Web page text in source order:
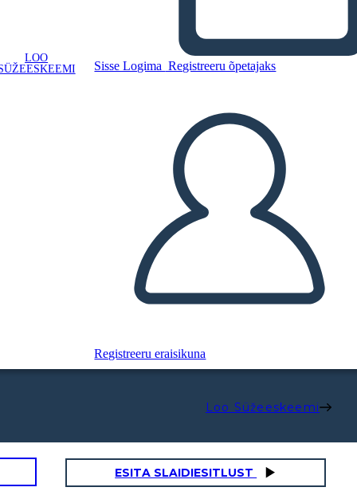
LOO
Sisse Logima Registreeru õpetajaks
Registreeru eraisikuna
Loo Süžeeskeemi
ESITA SLAIDIESITLUST